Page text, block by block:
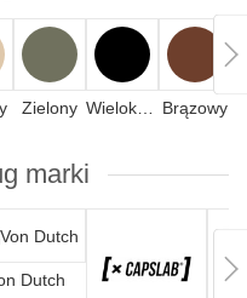
Zielony Brązowy
marki
Dutch